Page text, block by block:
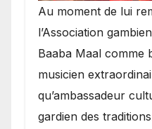
​Au moment de lui
l’Association
Baaba Maal comme
musicien
qu’ambassadeur
gardien des